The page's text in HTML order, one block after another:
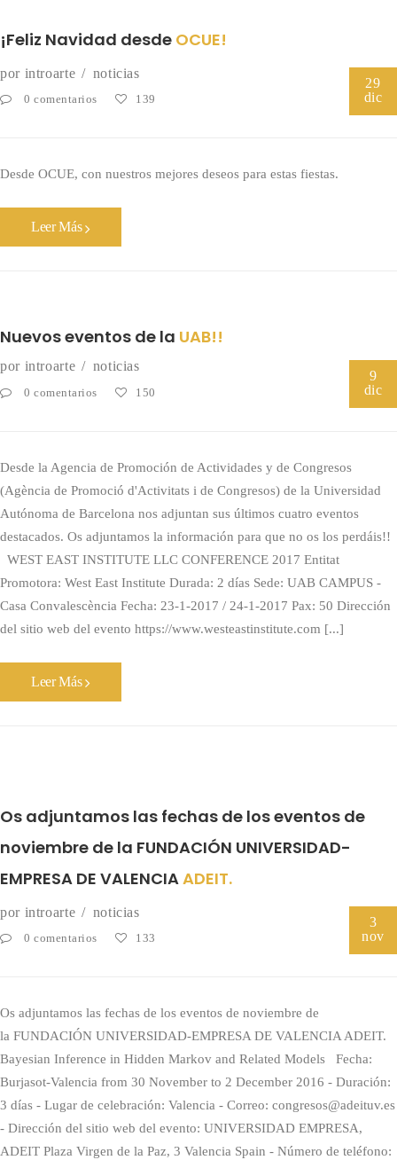
¡Feliz Navidad desde OCUE!
por introarte noticias
0 comentarios 139
29
dic
Desde OCUE, con nuestros mejores deseos para estas fiestas.
Leer Más
Nuevos eventos de la UAB!!
por introarte noticias
0 comentarios 150
9
dic
Desde la Agencia de Promoción de Actividades y de Congresos
(Agència de Promoció d'Activitats i de Congresos) de la Universidad
Autónoma de Barcelona nos adjuntan sus últimos cuatro eventos
destacados. Os adjuntamos la información para que no os los perdáis!!
WEST EAST INSTITUTE LLC CONFERENCE 2017 Entitat
Promotora: West East Institute Durada: 2 días Sede: UAB CAMPUS ‐
Casa Convalescència Fecha: 23-1-2017 / 24-1-2017 Pax: 50 Dirección
del sitio web del evento https://www.westeastinstitute.com [...]
Leer Más
Os adjuntamos las fechas de los eventos de
noviembre de la FUNDACIÓN UNIVERSIDAD-
EMPRESA DE VALENCIAADEIT.
por introarte noticias
0 comentarios 133
3
nov
Os adjuntamos las fechas de los eventos de noviembre de
la FUNDACIÓN UNIVERSIDAD-EMPRESA DE VALENCIA ADEIT.
Bayesian Inference in Hidden Markov and Related Models Fecha:
Burjasot-Valencia from 30 November to 2 December 2016 - Duración:
3 días - Lugar de celebración: Valencia - Correo: congresos@adeituv.es
- Dirección del sitio web del evento: UNIVERSIDAD EMPRESA,
ADEIT Plaza Virgen de la Paz, 3 Valencia Spain - Número de teléfono: